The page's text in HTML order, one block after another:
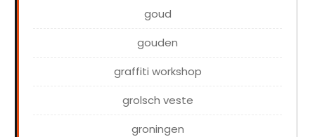
goud
gouden
graffiti workshop
grolsch veste
groningen